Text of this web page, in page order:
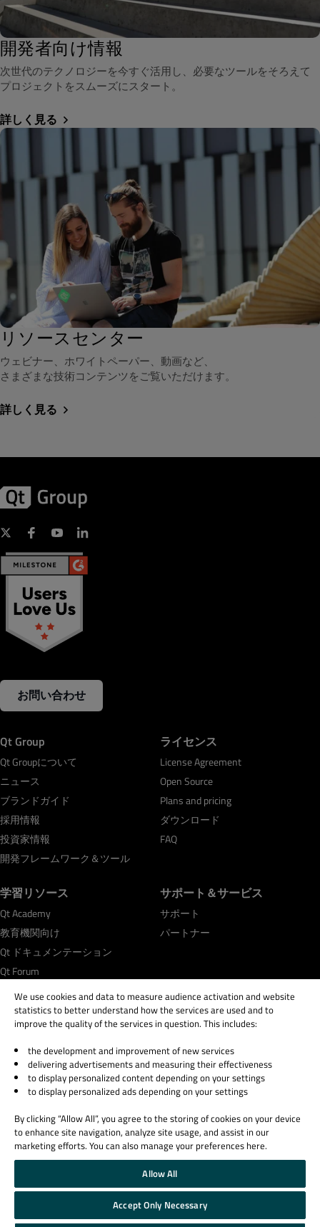
開発者向け情報
次世代のテクノロジーを今すぐ活用し、必要なツールをそろえて
プロジェクトをスムーズにスタート。
詳しく見る
リソースセンター
ウェビナー、ホワイトペーパー、動画など、
さまざまな技術コンテンツをご覧いただけます。
詳しく見る
お問い合わせ
Qt Group
Qt Groupについて
ニュース
ブランドガイド
採用情報
投資家情報
開発フレームワーク＆ツール
ライセンス
License Agreement
Open Source
Plans and pricing
ダウンロード
FAQ
学習リソース
Qt Academy
教育機関向け
Qt ドキュメンテーション
Qt Forum
サポート＆サービス
サポート
パートナー
© 2026 The Qt Company
Legal Notice
Privacy and Cookie Policy
Trust Center
Cookie Settings
Email Preferences
Qt Group includes The Qt Company Oy and its global subsidiaries and affiliates.
We use cookies and data to measure audience activation and website
statistics to better understand how the services are used and to
improve the quality of the services in question. This includes:
the development and improvement of new services
delivering advertisements and measuring their effectiveness
to display personalized content depending on your settings
to display personalized ads depending on your settings
By clicking “Allow All”, you agree to the storing of cookies on your device
to enhance site navigation, analyze site usage, and assist in our
marketing efforts. You can also manage your preferences here.
Allow All
Accept Only Necessary